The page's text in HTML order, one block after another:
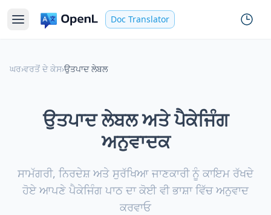
Doc Translator
ਘਰ›ਵਰਤੋਂ ਦੇ ਕੇਸ›ਉਤਪਾਦ ਲੇਬਲ
ਉਤਪਾਦ ਲੇਬਲ ਅਤੇ ਪੈਕੇਜਿੰਗ
ਅਨੁਵਾਦਕ
ਸਾਮੱਗਰੀ, ਨਿਰਦੇਸ਼ ਅਤੇ ਸੁਰੱਖਿਆ ਜਾਣਕਾਰੀ ਨੂੰ ਕਾਇਮ ਰੱਖਦੇ
ਹੋਏ ਆਪਣੇ ਪੈਕੇਜਿੰਗ ਪਾਠ ਦਾ ਕੋਈ ਵੀ ਭਾਸ਼ਾ ਵਿੱਚ ਅਨੁਵਾਦ
ਕਰਵਾਓ